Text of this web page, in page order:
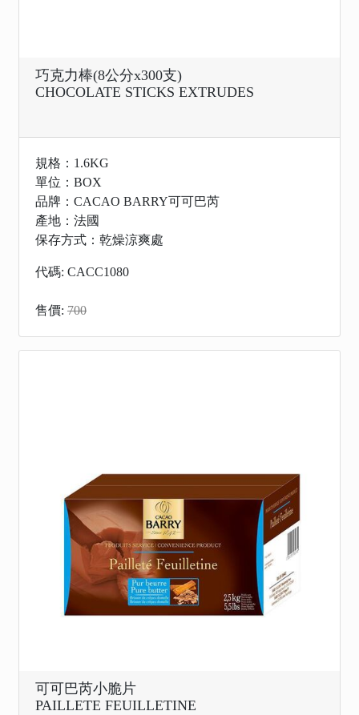
巧克力棒(8公分x300支)
CHOCOLATE STICKS EXTRUDES
規格：1.6KG
單位：BOX
品牌：CACAO BARRY可可巴芮
產地：法國
保存方式：乾燥涼爽處
代碼: CACC1080
售價: 700
可可巴芮小脆片
PAILLETE FEUILLETINE